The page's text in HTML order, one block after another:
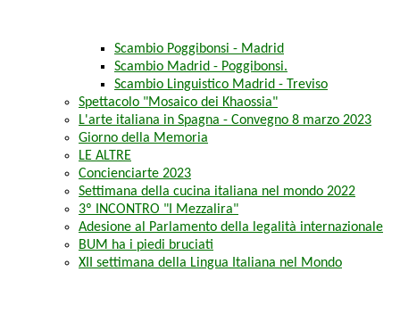
Scambio Poggibonsi - Madrid
Scambio Madrid - Poggibonsi.
Scambio Linguistico Madrid - Treviso
Spettacolo "Mosaico dei Khaossia"
L'arte italiana in Spagna - Convegno 8 marzo 2023
Giorno della Memoria
LE ALTRE
Concienciarte 2023
Settimana della cucina italiana nel mondo 2022
3º INCONTRO "I Mezzalira"
Adesione al Parlamento della legalità internazionale
BUM ha i piedi bruciati
XII settimana della Lingua Italiana nel Mondo